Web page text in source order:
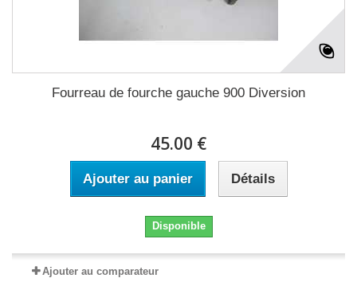
Fourreau de fourche gauche 900 Diversion
45.00 €
Ajouter au panier Détails
Disponible
Ajouter au comparateur